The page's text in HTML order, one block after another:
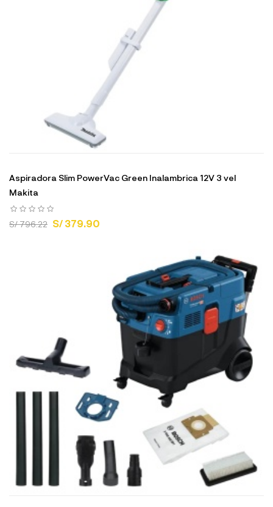
Aspiradora Slim PowerVac Green Inalambrica 12V 3 vel
Makita
S/ 796.22 S/ 379.90